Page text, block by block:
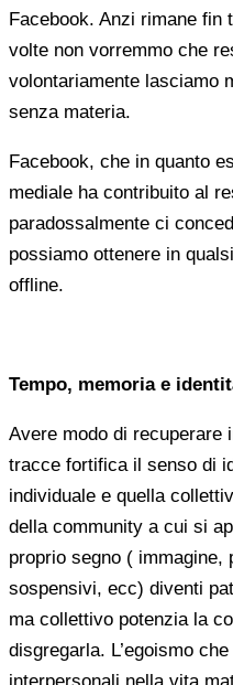
Facebook. Anzi rimane fin
volte non vorremmo che
volontariamente lasciamo
senza materia.
Facebook, che in quanto
mediale ha contribuito al
paradossalmente ci
possiamo ottenere in
offline.
Tempo, memoria e
Avere modo di recuperare
tracce fortifica il senso di
individuale e quella
della community a cui si
proprio segno ( immagine,
sospensivi, ecc) diventi
ma collettivo potenzia la
disgregarla. L’egoismo
interpersonali nella vita